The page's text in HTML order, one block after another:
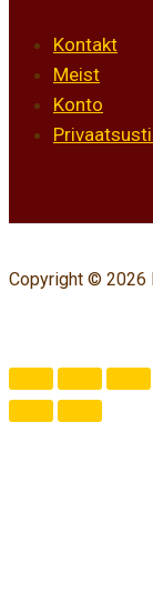
Kontakt
Meist
Konto
Copyright © 2026